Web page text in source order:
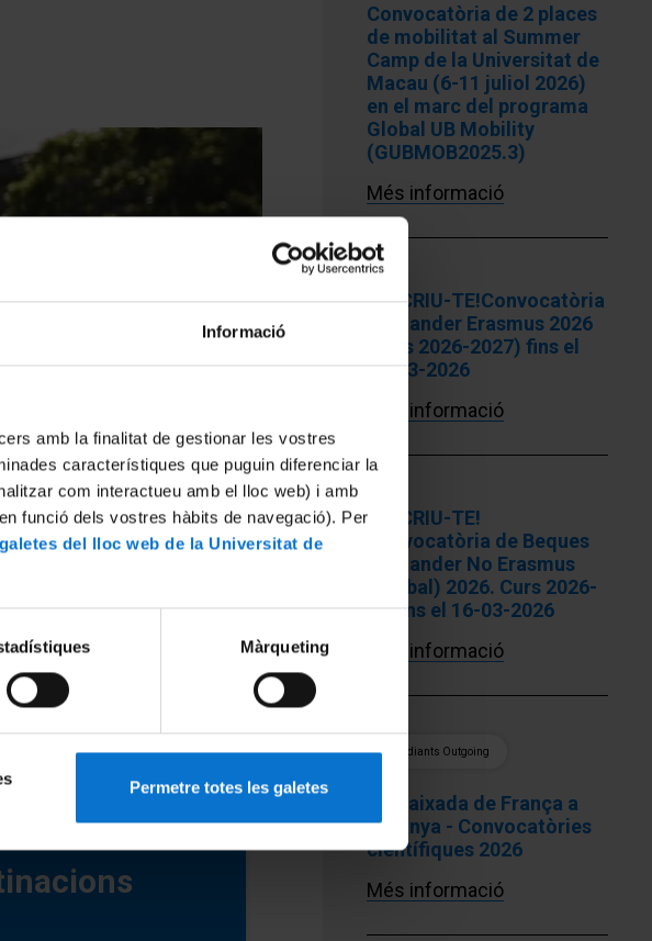
Informació
amb la finalitat de gestionar les vostres
característiques que puguin diferenciar la
com interactueu amb el lloc web) i amb
funció dels vostres hàbits de navegació). Per
del lloc web de la Universitat de
Màrqueting
Permetre totes les galetes
Convocatòria de 2 places
de mobilitat al Summer
Camp de la Universitat de
Macau (6-11 juliol 2026)
en el marc del programa
Global UB Mobility
(GUBMOB2025.3)
Més informació
INSCRIU-TE!Convocatòria
Santander Erasmus 2026
(curs 2026-2027) fins el
16-03-2026
Més informació
INSCRIU-TE!
Convocatòria de Beques
Santander No Erasmus
(Global) 2026. Curs 2026-
27 fins el 16-03-2026
Més informació
Estudiants Outgoing
Ambaixada de França a
Espanya - Convocatòries
científiques 2026
Més informació